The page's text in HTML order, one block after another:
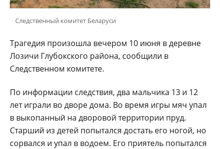
Следственный комитет Беларуси
Трагедия произошла вечером 10 июня в деревне
Лозичи Глубокского района, сообщили в
Следственном комитете.
По информации следствия, два мальчика 13 и 12
лет играли во дворе дома. Во время игры мяч упал
в выкопанный на дворовой территории пруд.
Старший из детей попытался достать его ногой, но
сорвался и упал в водоем. Его приятель попытался